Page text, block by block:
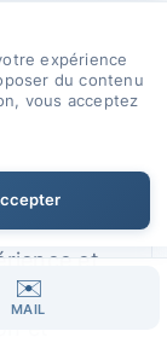
et
site
et
✉️
MAIL
expérience
du contenu
vous acceptez